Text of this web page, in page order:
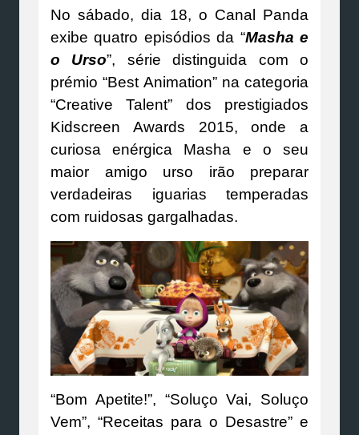
No sábado, dia 18, o Canal Panda
exibe quatro episódios da “Masha e
o Urso”, série distinguida com o
prémio “Best Animation” na categoria
“Creative Talent” dos prestigiados
Kidscreen Awards 2015, onde a
curiosa enérgica Masha e o seu
maior amigo urso irão preparar
verdadeiras iguarias temperadas
com ruidosas gargalhadas.
“Bom Apetite!”, “Soluço Vai, Soluço
Vem”, “Receitas para o Desastre” e